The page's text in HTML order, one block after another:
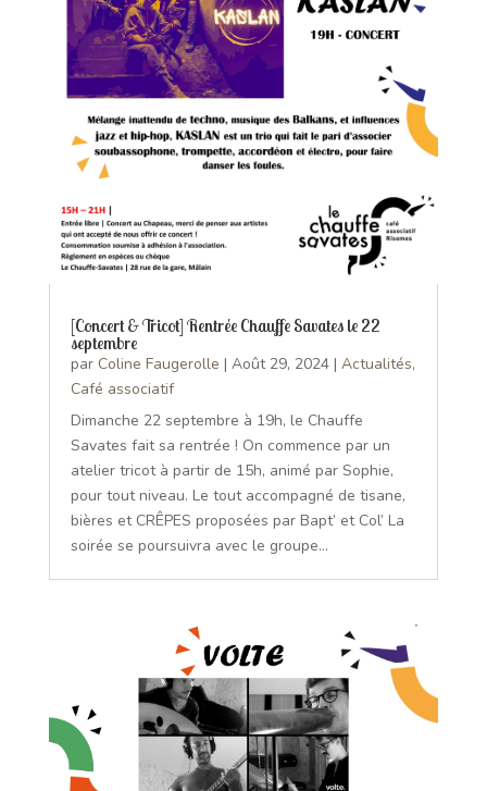
[Concert & Tricot] Rentrée Chauffe Savates le 22
septembre
par Coline Faugerolle | Août 29, 2024| Actualités,
Café associatif
Dimanche 22 septembre à 19h, le Chauffe
Savates fait sa rentrée ! On commence par un
atelier tricot à partir de 15h, animé par Sophie,
pour tout niveau. Le tout accompagné de tisane,
bières et CRÊPES proposées par Bapt’ et Col’ La
soirée se poursuivra avec le groupe...